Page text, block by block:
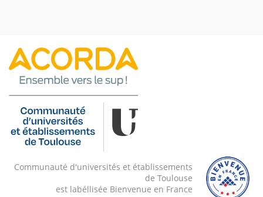
Communauté d'universités et établissements
de Toulouse
est labéllisée Bienvenue en France